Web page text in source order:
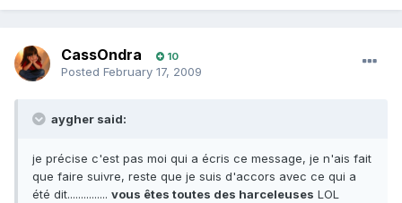
CassOndra 10
Posted February 17, 2009
aygher said:
je précise c'est pas moi qui a écris ce message, je n'ais fait
que faire suivre, reste que je suis d'accors avec ce qui a
été dit............... vous êtes toutes des harceleuses LOL